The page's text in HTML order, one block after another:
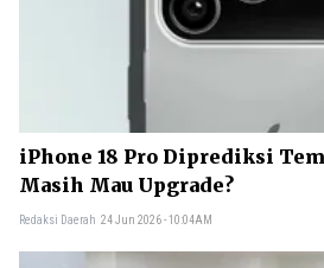
iPhone 18 Pro Diprediksi
Masih Mau Upgrade?
Redaksi Daerah 24 Jun 2026 - 10:04AM